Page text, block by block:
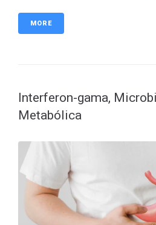
MORE
Interferon-gama,
Metabólica